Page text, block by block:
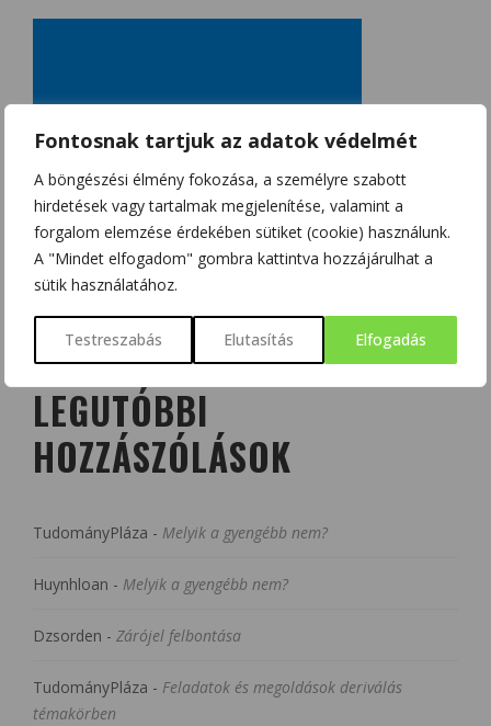
Fontosnak tartjuk az adatok védelmét
A böngészési élmény fokozása, a személyre szabott
hirdetések vagy tartalmak megjelenítése, valamint a
forgalom elemzése érdekében sütiket (cookie) használunk.
A "Mindet elfogadom" gombra kattintva hozzájárulhat a
sütik használatához.
Testreszabás Elutasítás Elfogadás
LEGUTÓBBI
HOZZÁSZÓLÁSOK
TudományPláza - Melyik a gyengébb nem?
Huynhloan - Melyik a gyengébb nem?
Dzsorden - Zárójel felbontása
TudományPláza - Feladatok és megoldások deriválás
témakörben